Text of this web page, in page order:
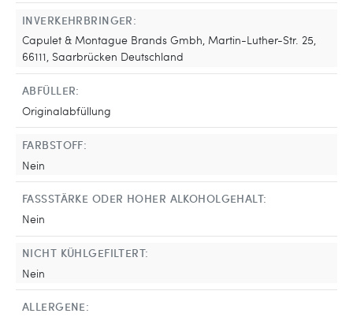
INVERKEHRBRINGER:
Capulet & Montague Brands Gmbh, Martin-Luther-Str. 25,
66111, Saarbrücken Deutschland
ABFÜLLER:
Originalabfüllung
FARBSTOFF:
Nein
FASSSTÄRKE ODER HOHER ALKOHOLGEHALT:
Nein
NICHT KÜHLGEFILTERT:
Nein
ALLERGENE: